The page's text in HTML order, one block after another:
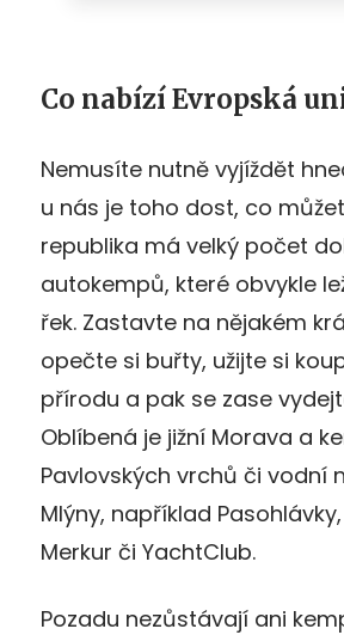
Co nabízí Evropská
Nemusíte nutně vyjíždět
u nás je toho dost, co
republika má velký počet
autokempů, které obvykle
řek. Zastavte na nějakém
opečte si buřty, užijte si
přírodu a pak se zase
Oblíbená je jižní Morava a
Pavlovských vrchů či vodní
Mlýny, například
Merkur či YachtClub.
Pozadu nezůstávají ani